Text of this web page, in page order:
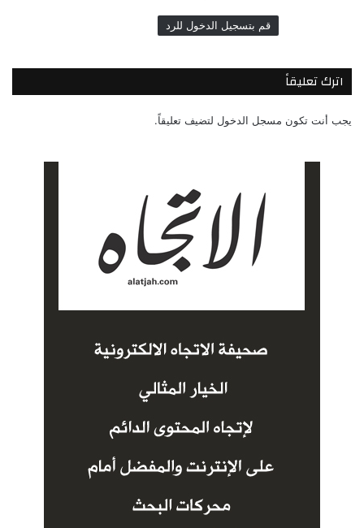
قم بتسجيل الدخول للرد
اترك تعليقاً
يجب أنت تكون مسجل الدخول لتضيف تعليقاً.